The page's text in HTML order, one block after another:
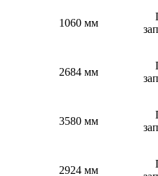
1060 мм
2684 мм
3580 мм
2924 мм